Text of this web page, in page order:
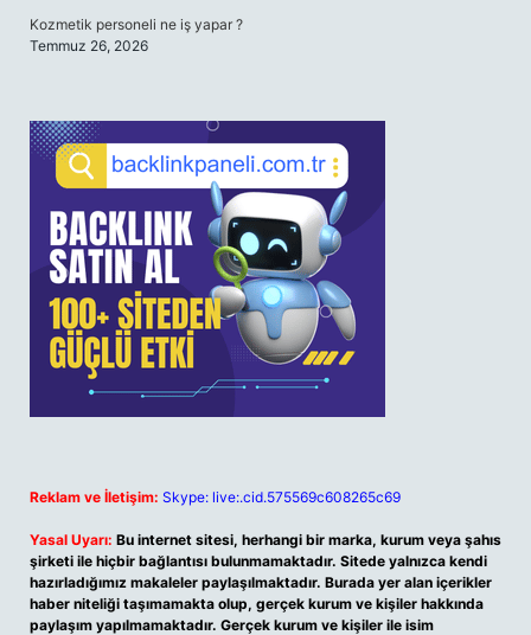
Kozmetik personeli ne iş yapar ?
Temmuz 26, 2026
Reklam ve İletişim: Skype: live:.cid.575569c608265c69
Yasal Uyarı: Bu internet sitesi, herhangi bir marka, kurum veya şahıs
şirketi ile hiçbir bağlantısı bulunmamaktadır. Sitede yalnızca kendi
hazırladığımız makaleler paylaşılmaktadır. Burada yer alan içerikler
haber niteliği taşımamakta olup, gerçek kurum ve kişiler hakkında
paylaşım yapılmamaktadır. Gerçek kurum ve kişiler ile isim